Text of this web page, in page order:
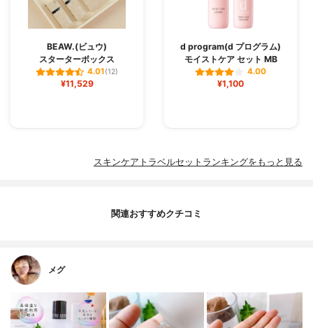
BEAW.(ビュウ)
スターターボックス
4.01(12)
¥11,529
d program(d プログラム)
モイストケア セット MB
4.00
¥1,100
スキンケアトラベルセットランキングをもっと見る
関連おすすめクチコミ
メグ